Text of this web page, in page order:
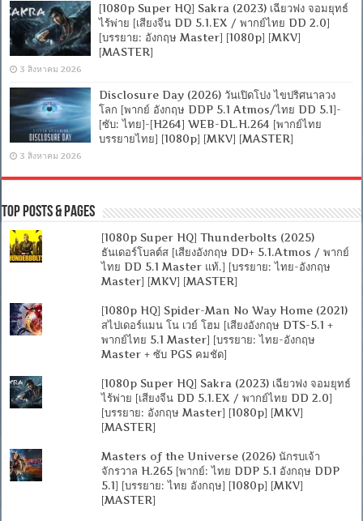
[1080p Super HQ] Sakra (2023) เฉียวฟง จอมยุทธ์
ไร้พ่าย [เสียงจีน DD 5.1.EX / พากย์ไทย DD 2.0]
[บรรยาย: อังกฤษ Master] [1080p] [MKV]
[MASTER]
3 สิงหาคม 2026
Disclosure Day (2026) วันเปิดโปง ไขปริศนาลวง
โลก [พากย์ อังกฤษ DDP 5.1 Atmos/ไทย DD 5.1]-
[ซับ: ไทย]-[H264] WEB-DL.H.264 [พากย์ไทย
บรรยายไทย] [1080p] [MKV] [MASTER]
3 สิงหาคม 2026
Top Posts & Pages
[1080p Super HQ] Thunderbolts (2025)
ธันเดอร์โบลต์ส [เสียงอังกฤษ DD+ 5.1.Atmos / พากย์
ไทย DD 5.1 Master แท้.] [บรรยาย: ไทย-อังกฤษ
Master] [MKV] [MASTER]
[1080p HQ] Spider-Man No Way Home (2021)
สไปเดอร์แมน โน เวย์ โฮม [เสียงอังกฤษ DTS-5.1 +
พากย์ไทย 5.1 Master] [บรรยาย: ไทย-อังกฤษ
Master + ซับ PGS คมชัด]
[1080p Super HQ] Sakra (2023) เฉียวฟง จอมยุทธ์
ไร้พ่าย [เสียงจีน DD 5.1.EX / พากย์ไทย DD 2.0]
[บรรยาย: อังกฤษ Master] [1080p] [MKV]
[MASTER]
Masters of the Universe (2026) นักรบเจ้า
จักรวาล H.265 [พากย์: ไทย DDP 5.1 อังกฤษ DDP
5.1] [บรรยาย: ไทย อังกฤษ] [1080p] [MKV]
[MASTER]